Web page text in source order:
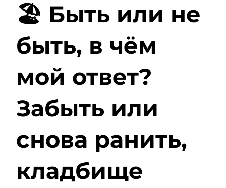
🏖️ Быть или не
быть, в чём
мой ответ?
Забыть или
снова ранить,
кладбище